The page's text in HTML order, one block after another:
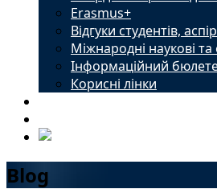
Erasmus+
Відгуки студентів,
Міжнародні наукові та
Інформаційний
Корисні лінки
Blog